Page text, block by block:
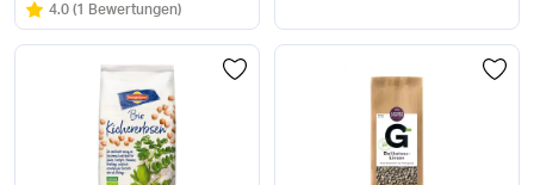
Bewertung:
4.0/5
(1 Bewertungen)